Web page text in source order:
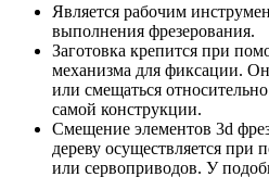
Является рабочим
выполнения фрезерования.
Заготовка крепится при
механизма для фиксации.
или смещаться
самой конструкции.
Смещение элементов 3d
дереву осуществляется
или сервоприводов. У